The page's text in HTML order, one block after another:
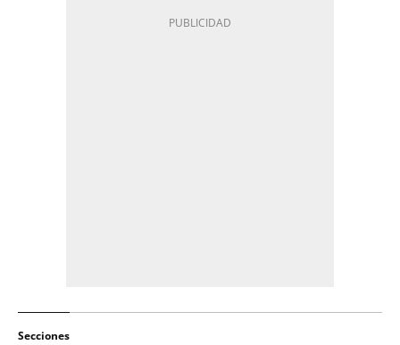
Secciones